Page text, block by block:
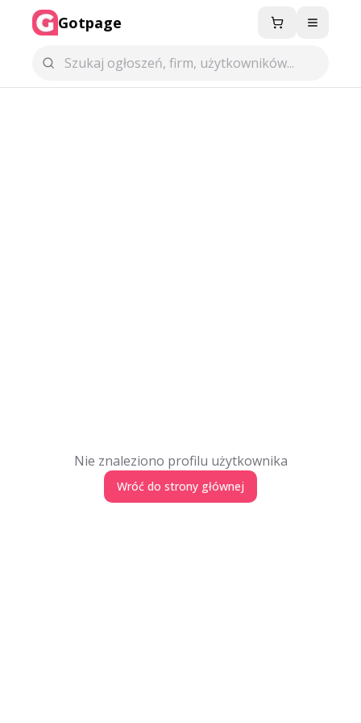
Gotpage Menu
Nie znaleziono profilu użytkownika
Wróć do strony głównej